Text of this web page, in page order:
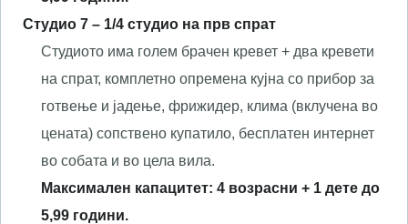
Студио 7 – 1/4 студио на прв спрат
Студиото има голем брачен кревет + два кревети
на спрат, комплетно опремена кујна со прибор за
готвење и јадење, фрижидер, клима (вклучена во
цената) сопствено купатило, бесплатен интернет
во собата и во цела вила.
Максимален капацитет: 4 возрасни + 1 дете до
5,99 години.